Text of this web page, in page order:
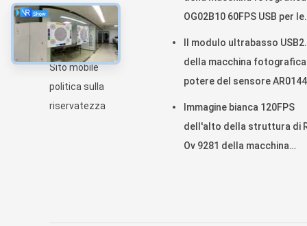
Chi siamo
notizie
Mappa del sito
Sito mobile
politica sulla
riservatezza
OG02B10 60FPS USB per le
Il modulo ultrabasso
della macchina
potere del sensore AR0144
Immagine bianca 120FPS
dell'alto della struttura di
Ov 9281 della macchina